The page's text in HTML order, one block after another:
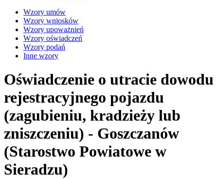
Wzory umów
Wzory wniosków
Wzory upoważnień
Wzory oświadczeń
Wzory podań
Inne wzory
Oświadczenie o utracie dowodu
rejestracyjnego pojazdu
(zagubieniu, kradzieży lub
zniszczeniu) - Goszczanów
(Starostwo Powiatowe w
Sieradzu)